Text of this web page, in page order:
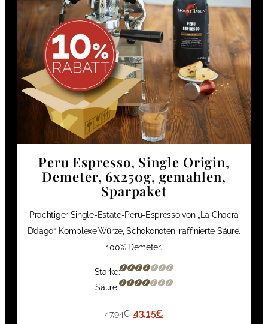
Peru Espresso, Single Origin,
Demeter, 6x250g, gemahlen,
Sparpaket
Prächtiger Single-Estate-Peru-Espresso von „La Chacra
D’dago“. Komplexe Würze, Schokonoten, raffinierte Säure.
100% Demeter.
Stärke:
Säure:
47,94€ 43,15€